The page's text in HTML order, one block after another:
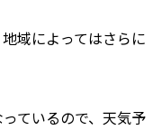
域によってはさらに
ているので、天気予